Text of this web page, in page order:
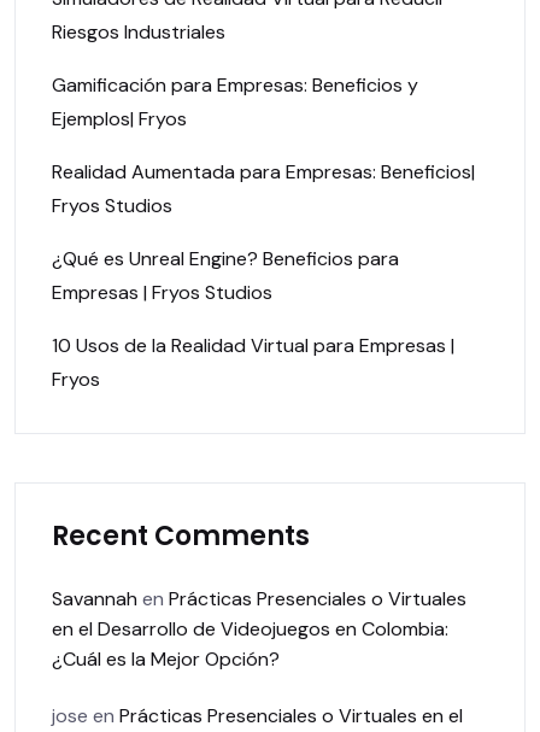
Riesgos Industriales
Gamificación para Empresas: Beneficios y
Ejemplos| Fryos
Realidad Aumentada para Empresas: Beneficios|
Fryos Studios
¿Qué es Unreal Engine? Beneficios para
Empresas | Fryos Studios
10 Usos de la Realidad Virtual para Empresas |
Fryos
Recent Comments
Savannah en Prácticas Presenciales o Virtuales
en el Desarrollo de Videojuegos en Colombia:
¿Cuál es la Mejor Opción?
jose en Prácticas Presenciales o Virtuales en el